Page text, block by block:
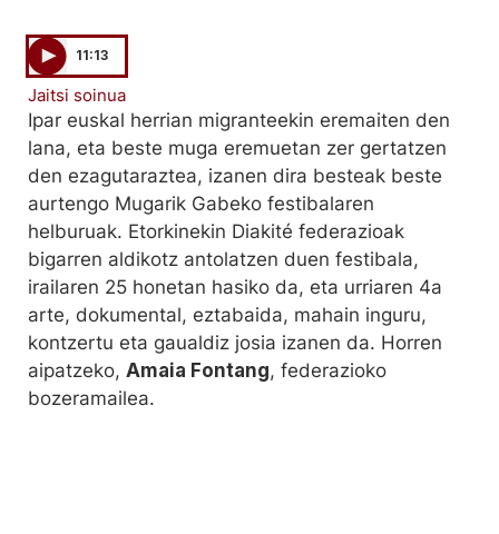
11:13
Jaitsi soinua
Ipar euskal herrian migranteekin eremaiten den
lana, eta beste muga eremuetan zer gertatzen
den ezagutaraztea, izanen dira besteak beste
aurtengo Mugarik Gabeko festibalaren
helburuak. Etorkinekin Diakité federazioak
bigarren aldikotz antolatzen duen festibala,
irailaren 25 honetan hasiko da, eta urriaren 4a
arte, dokumental, eztabaida, mahain inguru,
kontzertu eta gaualdiz josia izanen da. Horren
aipatzeko, Amaia Fontang, federazioko
bozeramailea.